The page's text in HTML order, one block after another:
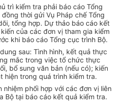
trì kiểm tra phải báo cáo Tổng
đồng thời gửi Vụ Pháp chế Tổng
, tổng hợp. Dự thảo báo cáo kết
của các đơn vị tham gia kiểm
khi báo cáo Tổng cục trình Bộ.
sau: Tình hình, kết quả thực
mắc trong việc tổ chức thực
bổ sung văn bản (nếu có); kiến
hiện trong quá trình kiểm tra.
phối hợp với các đơn vị liên
Bộ tại báo cáo kết quả kiểm tra.